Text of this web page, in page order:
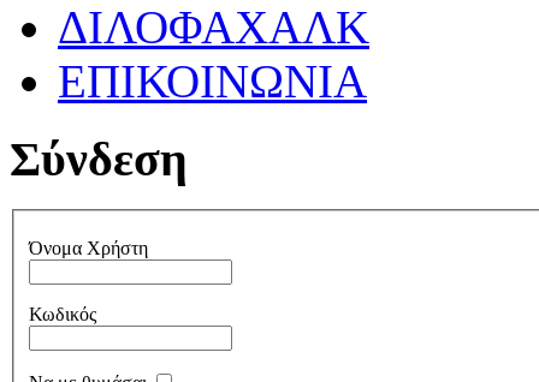
ΔΙΛΟΦΑΧΑΛΚ
ΕΠΙΚΟΙΝΩΝΙΑ
Σύνδεση
Όνομα Χρήστη
Κωδικός